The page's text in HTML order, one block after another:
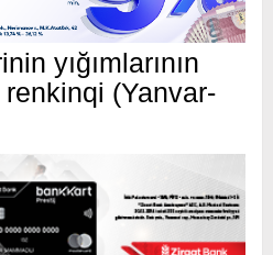
yığımlarının
(Yanvar-